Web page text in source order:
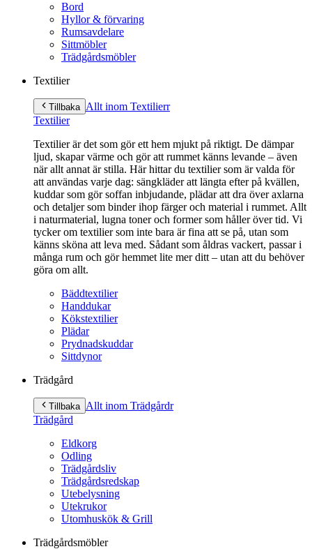
Bord
Hyllor & förvaring
Rumsavdelare
Sittmöbler
Trädgårdsmöbler
Textilier
Tillbaka Allt inom Textilierr
Textilier
Textilier är det som gör ett hem mjukt på riktigt. De dämpar
ljud, skapar värme och gör att rummet känns levande – även
när allt annat är stilla. Här hittar du textilier som är valda för
att användas varje dag: sängkläder att längta efter på kvällen,
kuddar som gör soffan inbjudande, plädar att dra över axlarna
och detaljer som binder ihop färger och material i rummet. Allt
i naturmaterial, lugna toner och former som håller över tid. Vi
tycker om textilier som inte bara är fina att se på, utan som
känns sköna att leva med. Sådant som åldras vackert, passar i
många rum och gör hemmet lite mer ditt – utan att du behöver
göra om allt.
Bäddtextilier
Handdukar
Kökstextilier
Plädar
Prydnadskuddar
Sittdynor
Trädgård
Tillbaka Allt inom Trädgårdr
Trädgård
Eldkorg
Odling
Trädgårdsliv
Trädgårdsredskap
Utebelysning
Utekrukor
Utomhuskök & Grill
Trädgårdsmöbler